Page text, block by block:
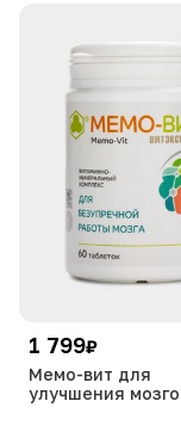
1 799₽
Мемо-вит для
улучшения